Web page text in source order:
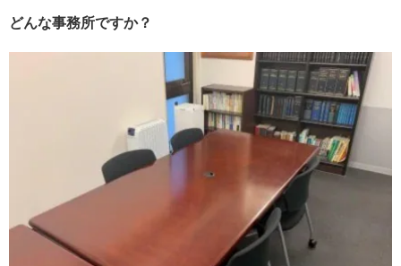
どんな事務所ですか？